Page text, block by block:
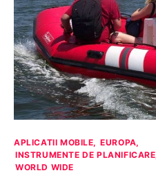
APLICATII MOBILE
EUROPA
INSTRUMENTE DE PLANIFICARE
WORLD WIDE